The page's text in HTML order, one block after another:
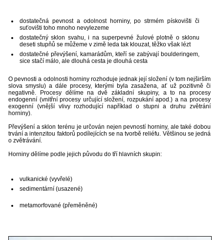
dostatečná pevnost a odolnost horniny, po strmém pískovišti či
suťovišti toho mnoho nevylezeme
dostatečný sklon svahu, i na superpevné žulové plotně o sklonu
deseti stupňů se můžeme v zimě leda tak klouzat, těžko však lézt
dostatečné převýšení, kamarádům, kteří se zabývají boulderingem,
sice stačí málo, ale dlouhá cesta je dlouhá cesta
O pevnosti a odolnosti horniny rozhoduje jednak její složení (v tom nejširším
slova smyslu) a dále procesy, kterými byla zasažena, ať už pozitivně či
negativně. Procesy dělíme na dvě základní skupiny, a to na procesy
endogenní (vnitřní procesy určující složení, rozpukání apod.) a na procesy
exogenní (vnější vlivy rozhodující například o stupni a druhu zvětrání
horniny).
Převýšení a sklon terénu je určován nejen pevností horniny, ale také dobou
trvání a intenzitou faktorů podílejících se na tvorbě reliéfu. Většinou se jedná
o zvětrávání.
Horniny dělíme podle jejich původu do tří hlavních skupin:
vulkanické (vyvřelé)
sedimentární (usazené)
metamorfované (přeměněné)